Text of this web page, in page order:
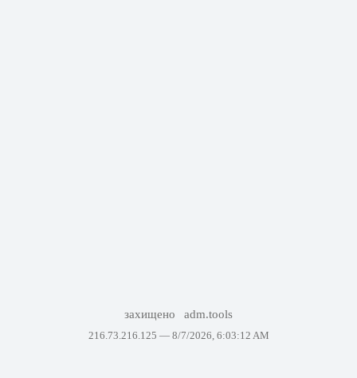
захищено adm.tools
216.73.216.125 — 8/7/2026, 6:03:12 AM